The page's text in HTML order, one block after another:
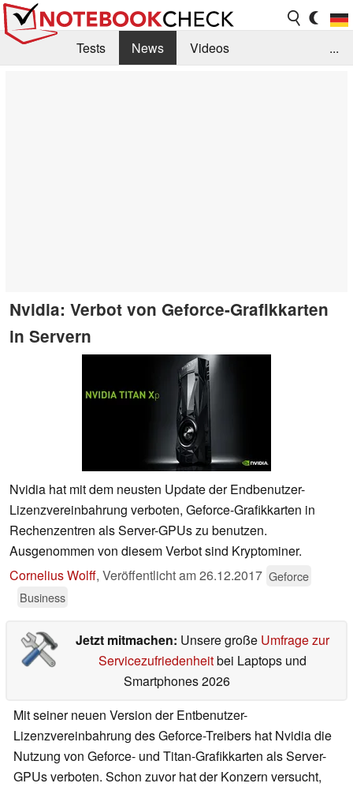
Tests News
Videos
...
Nvidia: Verbot von Geforce-Grafikkarten
in Servern
Nvidia hat mit dem neusten Update der Endbenutzer-
Lizenzvereinbahrung verboten, Geforce-Grafikkarten in
Rechenzentren als Server-GPUs zu benutzen.
Ausgenommen von diesem Verbot sind Kryptominer.
Cornelius Wolff, Veröffentlicht am26.12.2017 Geforce
Business
Jetzt mitmachen: Unsere große Umfrage zur
Servicezufriedenheitbei Laptops und
Smartphones 2026
Mit seiner neuen Version der Entbenutzer-
Lizenzvereinbahrung des Geforce-Treibers hat Nvidia die
Nutzung von Geforce- und Titan-Grafikkarten als Server-
GPUs verboten. Schon zuvor hat der Konzern versucht,